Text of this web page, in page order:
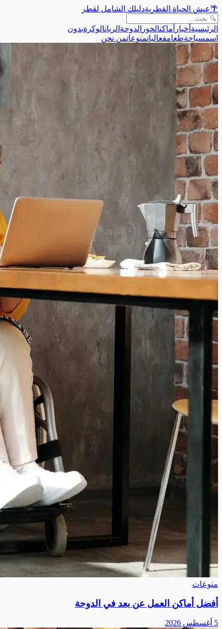
🌴عيش الحياة القطريةدليلك الشامل لقطر
الرئيسية أخبار أماكنالخور الدوحة الريانالوكرةبدون
اسمسياحةطعامفعالياتمنوعاتمن نحن
منوعات
أفضل أماكن العمل عن بعد في الدوحة
5 أغسطس 2026